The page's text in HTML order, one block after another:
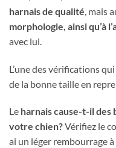
harnais de qualité , mais
morphologie, ainsi qu’à
avec lui.
L’une des vérifications
de la bonne taille en
Le harnais cause-t-il des
votre chien?Vérifiez le
ai un léger rembourrage